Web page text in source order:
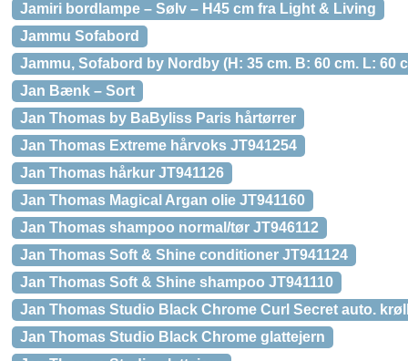
Jamiri bordlampe – Sølv – H45 cm fra Light & Living
Jammu Sofabord
Jammu, Sofabord by Nordby (H: 35 cm. B: 60 cm. L: 60
Jan Bænk – Sort
Jan Thomas by BaByliss Paris hårtørrer
Jan Thomas Extreme hårvoks JT941254
Jan Thomas hårkur JT941126
Jan Thomas Magical Argan olie JT941160
Jan Thomas shampoo normal/tør JT946112
Jan Thomas Soft & Shine conditioner JT941124
Jan Thomas Soft & Shine shampoo JT941110
Jan Thomas Studio Black Chrome Curl Secret auto.
Jan Thomas Studio Black Chrome glattejern